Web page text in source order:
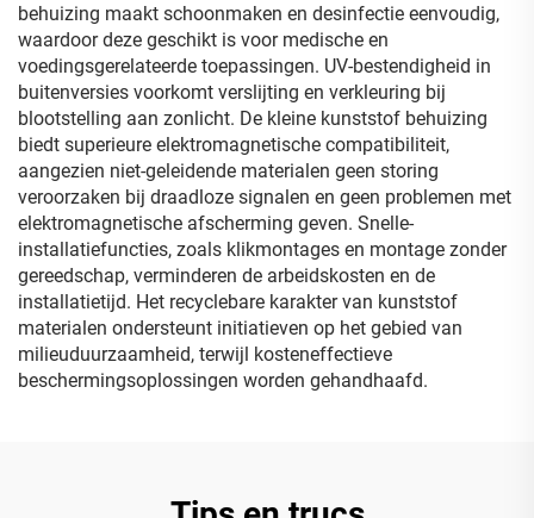
behuizing maakt schoonmaken en desinfectie eenvoudig,
waardoor deze geschikt is voor medische en
voedingsgerelateerde toepassingen. UV-bestendigheid in
buitenversies voorkomt verslijting en verkleuring bij
blootstelling aan zonlicht. De kleine kunststof behuizing
biedt superieure elektromagnetische compatibiliteit,
aangezien niet-geleidende materialen geen storing
veroorzaken bij draadloze signalen en geen problemen met
elektromagnetische afscherming geven. Snelle-
installatiefuncties, zoals klikmontages en montage zonder
gereedschap, verminderen de arbeidskosten en de
installatietijd. Het recyclebare karakter van kunststof
materialen ondersteunt initiatieven op het gebied van
milieuduurzaamheid, terwijl kosteneffectieve
beschermingsoplossingen worden gehandhaafd.